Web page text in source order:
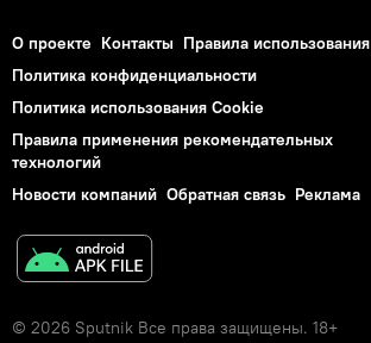
О проекте Контакты Правила использования
Политика конфиденциальности
Политика использования Cookie
Правила применения рекомендательных
технологий
Новости компаний Обратная связь Реклама
© 2026 Sputnik Все права защищены. 18+